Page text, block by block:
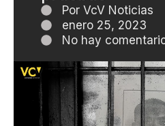
Por VcV Noticias
enero 25, 2023
No hay